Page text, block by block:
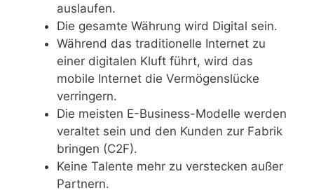
auslaufen.
Die gesamte Währung wird Digital sein.
Während das traditionelle Internet zu
einer digitalen Kluft führt, wird das
mobile Internet die Vermögenslücke
verringern.
Die meisten E-Business-Modelle werden
veraltet sein und den Kunden zur Fabrik
bringen (C2F).
Keine Talente mehr zu verstecken außer
Partnern.